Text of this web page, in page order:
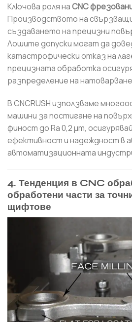
Ключова роля наCNC
Производството на
създаването на прецизни
Лошите допуски могат да
катастрофически отказ на
прецизната обработка
разпределение на
В CNCRUSH използваме
машини за постигане на
финост до Ra 0,2 μm,
ефективност и надеждност в
автоматизационната
4. Тенденция в CNC
обработени части за
щифтове